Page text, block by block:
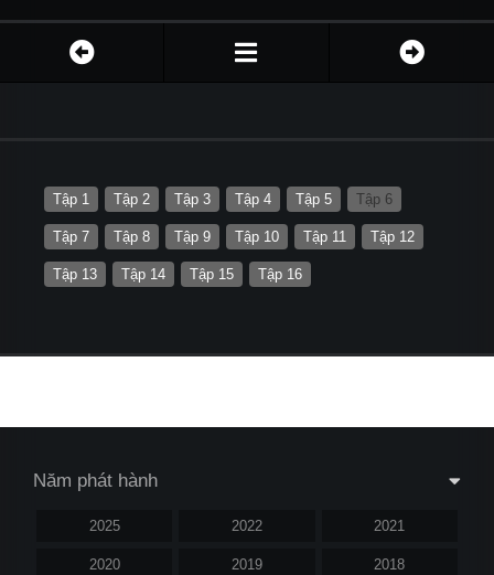
Tập 1 Tập 2 Tập 3 Tập 4 Tập 5 Tập 6
Tập 7 Tập 8 Tập 9 Tập 10 Tập 11 Tập 12
Tập 13 Tập 14 Tập 15 Tập 16
Năm phát hành
2025 2022 2021
2020 2019 2018